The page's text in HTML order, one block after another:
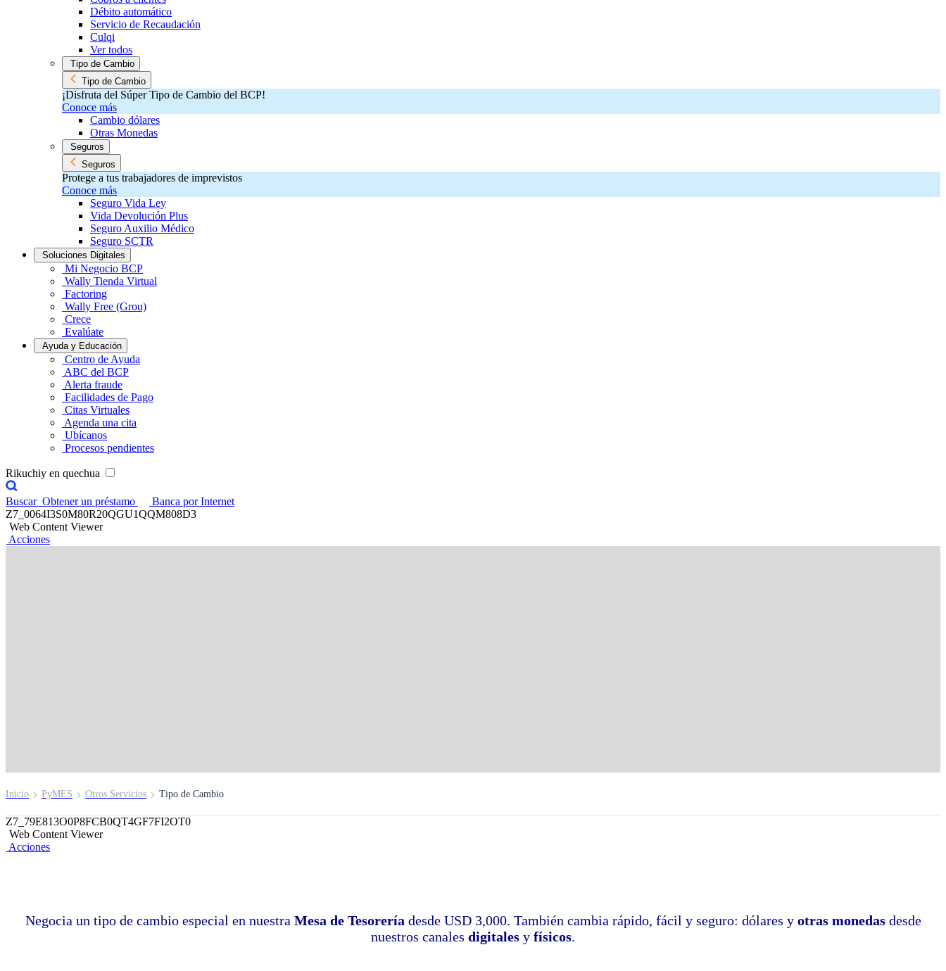
Débito automático
Servicio de Recaudación
Culqi
Ver todos
Tipo de Cambio
Tipo de Cambio
¡Disfruta del Súper Tipo de Cambio del BCP!​
Conoce más
Cambio dólares
Otras Monedas
Seguros
Seguros
Protege a tus trabajadores de imprevistos
Conoce más
Seguro Vida Ley
Vida Devolución Plus
Seguro Auxilio Médico
Seguro SCTR
Soluciones Digitales
Mi Negocio BCP
Wally Tienda Virtual
Factoring
Wally Free (Grou)
Crece
Evalúate
Ayuda y Educación
Centro de Ayuda
ABC del BCP
Alerta fraude
Facilidades de Pago
Citas Virtuales
Agenda una cita
Ubícanos
Procesos pendientes
Rikuchiy en quechua
Buscar Obtener un préstamo
Banca por Internet
Z7_0064I3S0M80R20QGU1QQM808D3
Web Content Viewer
Acciones
Inicio PyMES Otros Servicios Tipo de Cambio
Z7_79E813O0P8FCB0QT4GF7FI2OT0
Web Content Viewer
Acciones
Negocia un tipo de cambio especial en nuestra Mesa de Tesorería desde USD 3,000. También cambia rápido, fácil y seguro: dólares y otras monedas desde
nuestros canales digitales y físicos.